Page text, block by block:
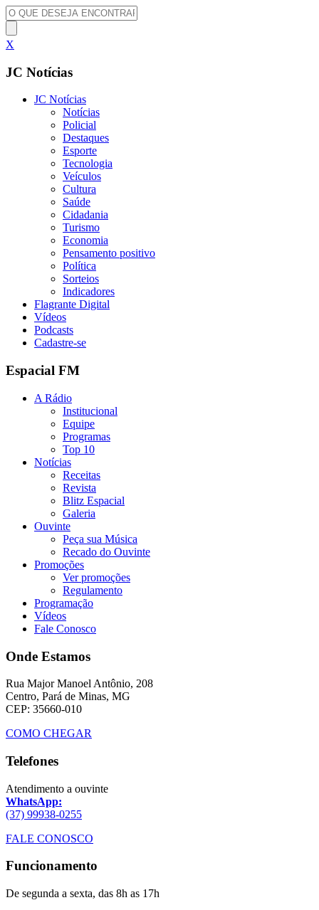
X
JC Notícias
JC Notícias
Notícias
Policial
Destaques
Esporte
Tecnologia
Veículos
Cultura
Saúde
Cidadania
Turismo
Economia
Pensamento positivo
Política
Sorteios
Indicadores
Flagrante Digital
Vídeos
Podcasts
Cadastre-se
Espacial FM
A Rádio
Institucional
Equipe
Programas
Top 10
Notícias
Receitas
Revista
Blitz Espacial
Galeria
Ouvinte
Peça sua Música
Recado do Ouvinte
Promoções
Ver promoções
Regulamento
Programação
Vídeos
Fale Conosco
Onde Estamos
Rua Major Manoel Antônio, 208
Centro, Pará de Minas, MG
CEP: 35660-010
COMO CHEGAR
Telefones
Atendimento a ouvinte
WhatsApp:
(37) 99938-0255
FALE CONOSCO
Funcionamento
De segunda a sexta, das 8h as 17h